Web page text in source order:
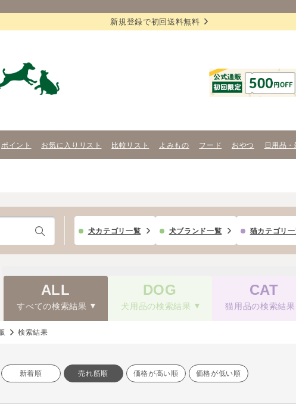
新規登録で初回送料無料
ポイント お気に入りリスト 比較リスト よみもの フード おやつ 日用品
犬カテゴリ一覧 犬ブランド一覧 猫カテゴリ
ALL
すべての検索結果
DOG
犬用品の検索結果
CAT
猫用品の検索結果
検索結果
新着順 売れ筋順 価格が高い順 価格が低い順